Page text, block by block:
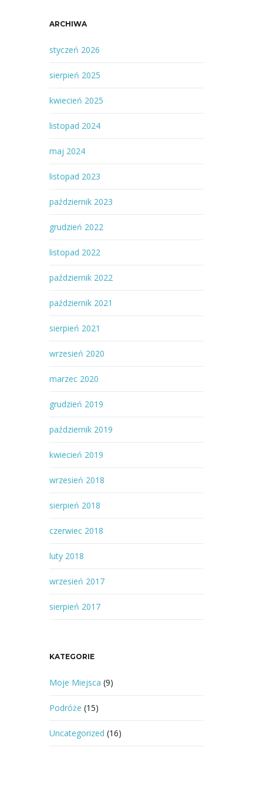
ARCHIWA
styczeń 2026
sierpień 2025
kwiecień 2025
listopad 2024
maj 2024
listopad 2023
październik 2023
grudzień 2022
listopad 2022
październik 2022
październik 2021
sierpień 2021
wrzesień 2020
marzec 2020
grudzień 2019
październik 2019
kwiecień 2019
wrzesień 2018
sierpień 2018
czerwiec 2018
luty 2018
wrzesień 2017
sierpień 2017
KATEGORIE
Moje Miejsca (9)
Podróże (15)
Uncategorized (16)